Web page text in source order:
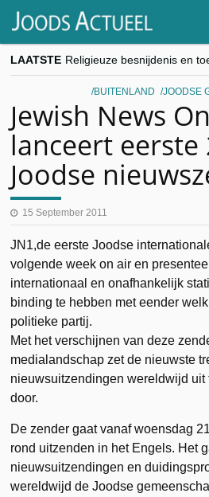
LAATSTE
BUITENLAND JOODSE
Jewish News
lanceert eerste
Joodse
15 September 2011
JN1,de eerste Joodse
volgende week on air en
internationaal en onafhankelijk
binding te hebben met eender
politieke partij.
Met het verschijnen van deze
medialandschap zet de nieuwste
nieuwsuitzendingen wereldwijd uit
door.
De zender gaat vanaf woensdag
rond uitzenden in het Engels. Het
nieuwsuitzendingen en
wereldwijd de Joodse